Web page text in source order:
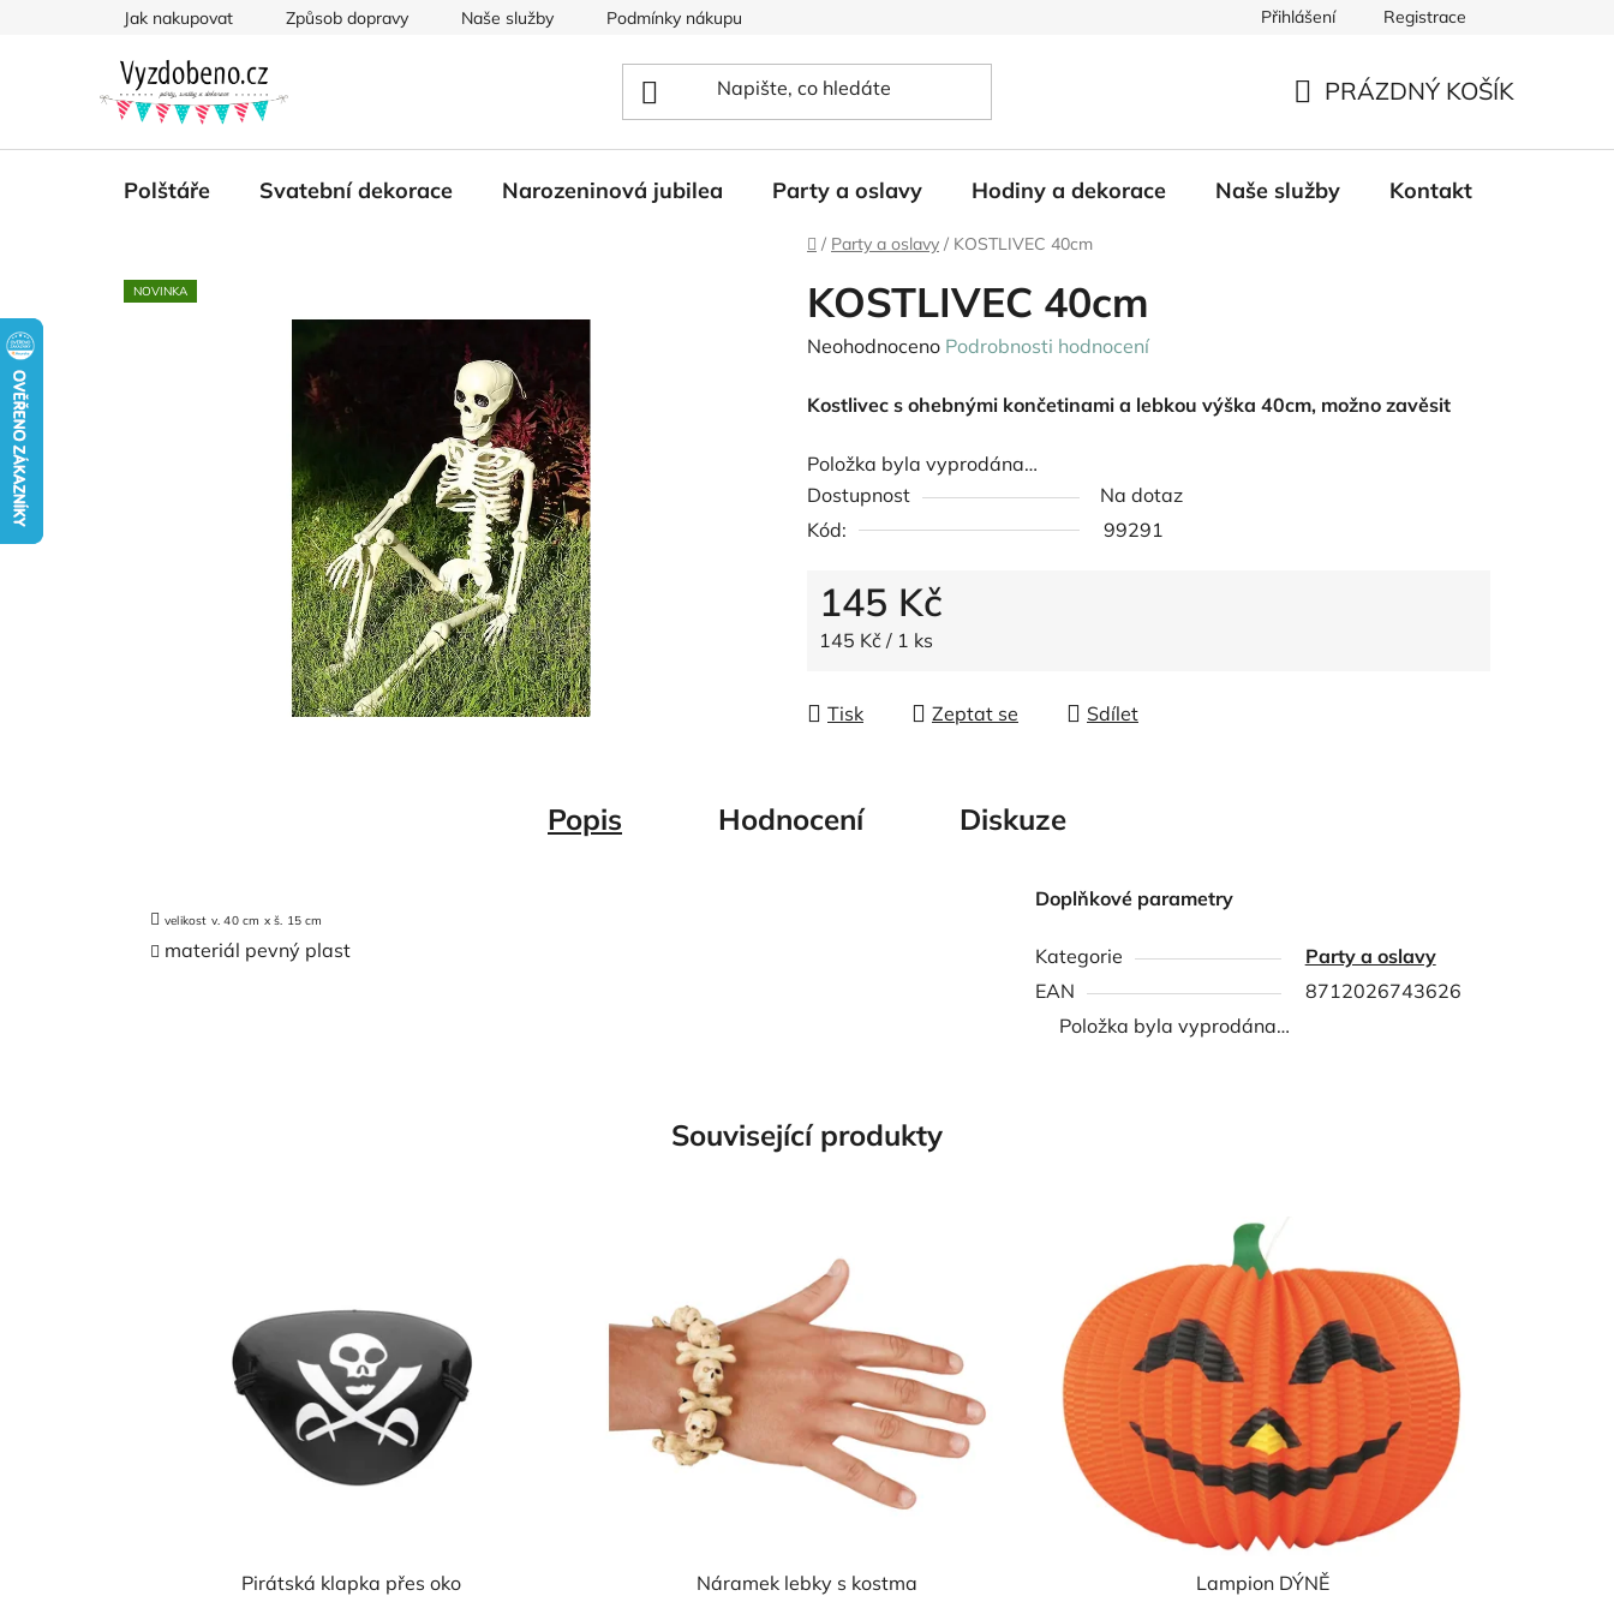
Jak nakupovat Způsob dopravy Naše služby Podmínky nákupu Přihlášení Registrace
KOŠÍK
PRÁZDNÝ KOŠÍK
Polštáře Svatební dekorace Narozeninová jubilea Party a oslavy Hodiny a dekorace Naše služby Kontakt
Domů
/ Party a oslavy / KOSTLIVEC 40cm
KOSTLIVEC 40cm
Průměrné
produktu
0,0
z
5
Neohodnoceno Podrobnosti hodnocení
Kostlivec s ohebnými končetinami a lebkou výška 40cm, možno zavěsit
Položka byla vyprodána…
Dostupnost
Na dotaz
Kód:
99291
145 Kč
Měrná cena:
145 Kč / 1 ks
Tisk Zeptat se Sdílet
NOVINKA
Popis Hodnocení Diskuze
velikost v. 40 cm x š. 15 cm
materiál pevný plast
Doplňkové parametry
Kategorie
Party a oslavy
EAN
8712026743626
Položka byla vyprodána…
Související produkty
Pirátská klapka přes oko Náramek lebky s kostma Lampion DÝNĚ